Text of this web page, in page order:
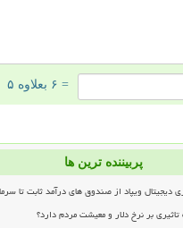
= ۶ بعلاوه ۵
پربیننده ترین ها
دیجیتال ویپاد از صندوق های درآمد ثابت تا